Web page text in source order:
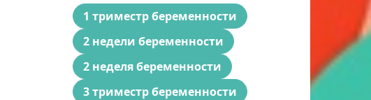
1 триместр беременности
2 недели беременности
2 неделя беременности
3 триместр беременности